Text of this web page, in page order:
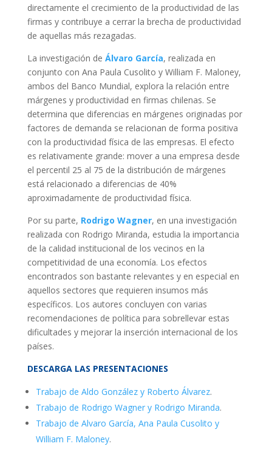
directamente el crecimiento de la productividad de las
firmas y contribuye a cerrar la brecha de productividad
de aquellas más rezagadas.
La investigación de Álvaro García, realizada en
conjunto con Ana Paula Cusolito y William F. Maloney,
ambos del Banco Mundial, explora la relación entre
márgenes y productividad en firmas chilenas. Se
determina que diferencias en márgenes originadas por
factores de demanda se relacionan de forma positiva
con la productividad física de las empresas. El efecto
es relativamente grande: mover a una empresa desde
el percentil 25 al 75 de la distribución de márgenes
está relacionado a diferencias de 40%
aproximadamente de productividad física.
Por su parte, Rodrigo Wagner, en una investigación
realizada con Rodrigo Miranda, estudia la importancia
de la calidad institucional de los vecinos en la
competitividad de una economía. Los efectos
encontrados son bastante relevantes y en especial en
aquellos sectores que requieren insumos más
específicos. Los autores concluyen con varias
recomendaciones de política para sobrellevar estas
dificultades y mejorar la inserción internacional de los
países.
DESCARGA LAS PRESENTACIONES
Trabajo de Aldo González y Roberto Álvarez.
Trabajo de Rodrigo Wagner y Rodrigo Miranda.
Trabajo de Alvaro García, Ana Paula Cusolito y
William F. Maloney.